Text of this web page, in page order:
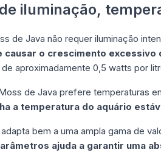
iluminação,
de Java não requer iluminação
o crescimento
aproximadamente 0,5 watts por
de Java prefere temperaturas
a temperatura do aquário
bem a uma ampla gama de
ajuda a garantir uma